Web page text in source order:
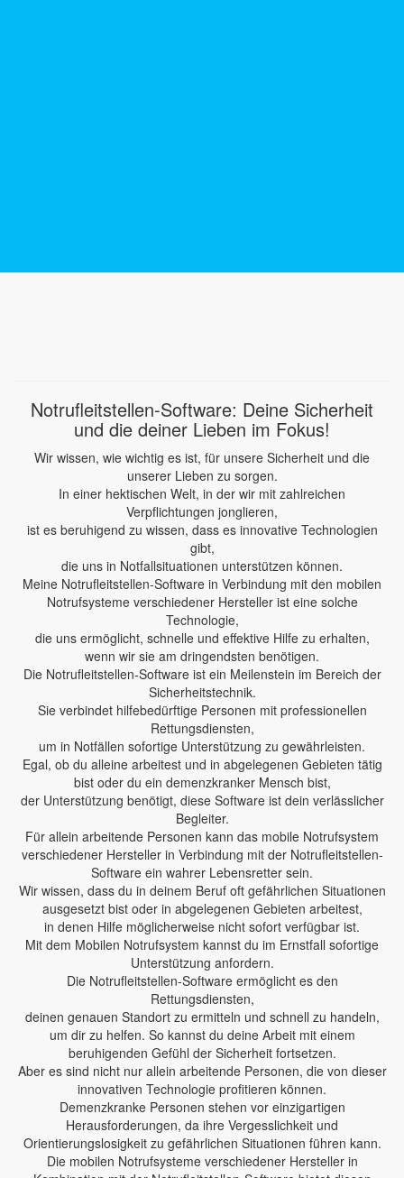
Notrufleitstellen-Software: Deine Sicherheit
und die deiner Lieben im Fokus!
Wir wissen, wie wichtig es ist, für unsere Sicherheit und die
unserer Lieben zu sorgen.
In einer hektischen Welt, in der wir mit zahlreichen
Verpflichtungen jonglieren,
ist es beruhigend zu wissen, dass es innovative Technologien
gibt,
die uns in Notfallsituationen unterstützen können.
Meine Notrufleitstellen-Software in Verbindung mit den mobilen
Notrufsysteme verschiedener Hersteller ist eine solche
Technologie,
die uns ermöglicht, schnelle und effektive Hilfe zu erhalten,
wenn wir sie am dringendsten benötigen.
Die Notrufleitstellen-Software ist ein Meilenstein im Bereich der
Sicherheitstechnik.
Sie verbindet hilfebedürftige Personen mit professionellen
Rettungsdiensten,
um in Notfällen sofortige Unterstützung zu gewährleisten.
Egal, ob du alleine arbeitest und in abgelegenen Gebieten tätig
bist oder du ein demenzkranker Mensch bist,
der Unterstützung benötigt, diese Software ist dein verlässlicher
Begleiter.
Für allein arbeitende Personen kann das mobile Notrufsystem
verschiedener Hersteller in Verbindung mit der Notrufleitstellen-
Software ein wahrer Lebensretter sein.
Wir wissen, dass du in deinem Beruf oft gefährlichen Situationen
ausgesetzt bist oder in abgelegenen Gebieten arbeitest,
in denen Hilfe möglicherweise nicht sofort verfügbar ist.
Mit dem Mobilen Notrufsystem kannst du im Ernstfall sofortige
Unterstützung anfordern.
Die Notrufleitstellen-Software ermöglicht es den
Rettungsdiensten,
deinen genauen Standort zu ermitteln und schnell zu handeln,
um dir zu helfen. So kannst du deine Arbeit mit einem
beruhigenden Gefühl der Sicherheit fortsetzen.
Aber es sind nicht nur allein arbeitende Personen, die von dieser
innovativen Technologie profitieren können.
Demenzkranke Personen stehen vor einzigartigen
Herausforderungen, da ihre Vergesslichkeit und
Orientierungslosigkeit zu gefährlichen Situationen führen kann.
Die mobilen Notrufsysteme verschiedener Hersteller in